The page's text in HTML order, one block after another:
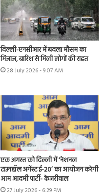
दिल्ली-एनसीआर में बदला मौसम का
मिजाज, बारिश से मिली लोगों की राहत
28 July 2026 - 9:07 AM
एक अगस्त को दिल्ली में ‘नेशनल
टाउनहॉल अगेंस्ट ई-20’ का आयोजन करेगी
आम आदमी पार्टी- केजरीवाल
27 July 2026 - 6:29 PM